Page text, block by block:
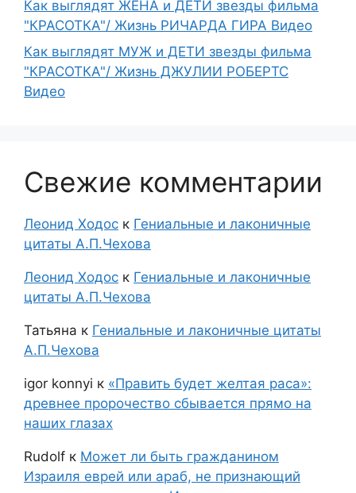
Как выглядят ЖЕНА и ДЕТИ звезды фильма
"КРАСОТКА"/ Жизнь РИЧАРДА ГИРА Видео
Как выглядят МУЖ и ДЕТИ звезды фильма
"КРАСОТКА"/ Жизнь ДЖУЛИИ РОБЕРТС
Видео
Свежие комментарии
Леонид Ходос к Гениальные и лаконичные
цитаты А.П.Чехова
Леонид Ходос к Гениальные и лаконичные
цитаты А.П.Чехова
Татьяна к Гениальные и лаконичные цитаты
А.П.Чехова
igor konnyi к «Править будет желтая раса»:
древнее пророчество сбывается прямо на
наших глазах
Rudolf к Может ли быть гражданином
Израиля еврей или араб, не признающий